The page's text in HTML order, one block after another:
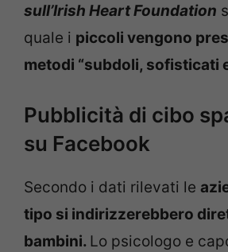
sull’Irish Heart Foundation
quale i piccoli vengono
metodi “subdoli, sofisticati
Pubblicità di cibo
su Facebook
Secondo i dati rilevati le
tipo si indirizzerebbero
bambini. Lo psicologo e